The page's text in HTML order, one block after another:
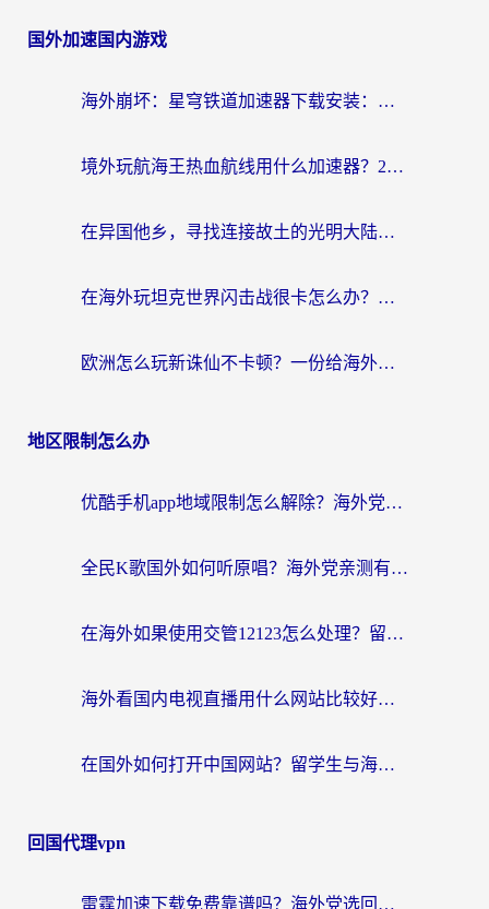
国外加速国内游戏
海外崩坏：星穹铁道加速器下载安装：一份给游子的终极网络指南
境外玩航海王热血航线用什么加速器？2026海外玩家实测最优方案（附欧洲问道堡垒前线加速技巧）
在异国他乡，寻找连接故土的光明大陆免费加速器
在海外玩坦克世界闪击战很卡怎么办？老玩家亲测有效的加速器选择指南
欧洲怎么玩新诛仙不卡顿？一份给海外游子的国服游戏畅玩指南
地区限制怎么办
优酷手机app地域限制怎么解除？海外党亲测有效的追剧方案
全民K歌国外如何听原唱？海外党亲测有效的回国加速器选择指南
在海外如果使用交管12123怎么处理？留学生亲测有效的回国加速方案
海外看国内电视直播用什么网站比较好？一篇解决你所有追剧难题的实用指南
在国外如何打开中国网站？留学生与海外华人的无缝访问指南
回国代理vpn
雷霆加速下载免费靠谱吗？海外党选回国加速器的避坑指南（附热门工具对比）